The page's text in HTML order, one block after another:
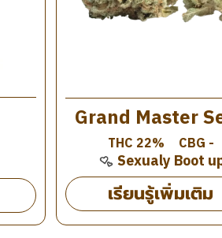
Grand Master
THC 22% CBG -
Sexualy Boot
เรียนรู้เพิ่มเติม